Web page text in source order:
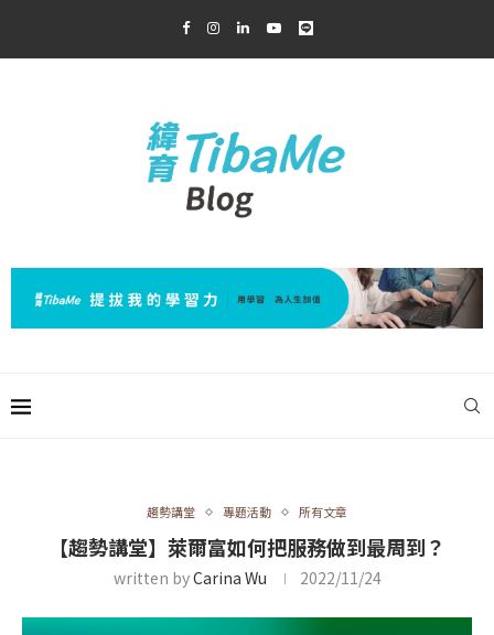
趨勢講堂 專題活動 所有文章
【趨勢講堂】萊爾富如何把服務做到最周到？
written byCarina Wu 2022/11/24